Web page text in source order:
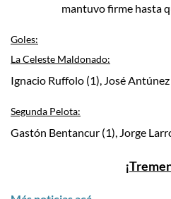
mantuvo firme hasta
Goles:
La Celeste Maldonado:
Ignacio Ruffolo (1), José
Segunda Pelota:
Gastón Bentancur (1), Jorge